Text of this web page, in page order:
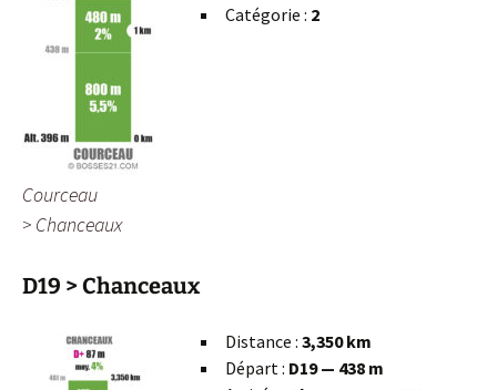
Courceau
> Chanceaux
Catégorie : 2
D19 > Chanceaux
Distance : 3,350 km
Départ : D19 — 438 m